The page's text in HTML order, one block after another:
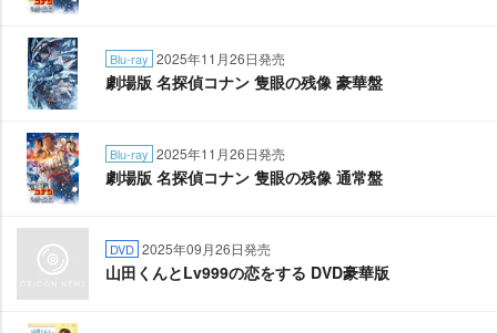
Blu-ray 2025年11月26日発売
劇場版 名探偵コナン 隻眼の残像 豪華盤
Blu-ray 2025年11月26日発売
劇場版 名探偵コナン 隻眼の残像 通常盤
DVD 2025年09月26日発売
山田くんとLv999の恋をする DVD豪華版